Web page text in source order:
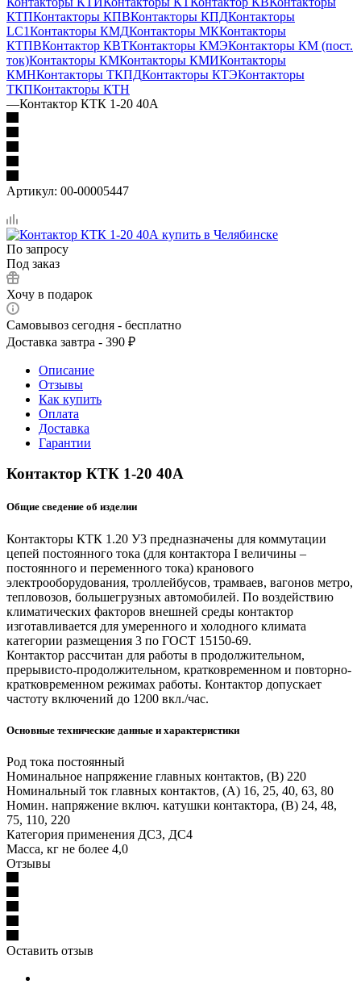
КТПКонтакторы КПВКонтакторы КПДКонтакторы
LC1Контакторы КМДКонтакторы МККонтакторы
КТПВКонтактор КВТКонтакторы КМЭКонтакторы КМ (пост.
ток)Контакторы КМКонтакторы КМИКонтакторы
КМНКонтакторы ТКПДКонтакторы КТЭКонтакторы
ТКПКонтакторы КТН
—Контактор КТК 1-20 40А
Артикул: 00-00005447
По запросу
Под заказ
Хочу в подарок
Самовывоз сегодня - бесплатно
Доставка завтра - 390 ₽
Описание
Отзывы
Как купить
Оплата
Доставка
Гарантии
Контактор КТК 1-20 40А
Общие сведение об изделии
Контакторы КТК 1.20 У3 предназначены для коммутации
цепей постоянного тока (для контактора I величины –
постоянного и переменного тока) кранового
электрооборудования, троллейбусов, трамваев, вагонов метро,
тепловозов, большегрузных автомобилей. По воздействию
климатических факторов внешней среды контактор
изготавливается для умеренного и холодного климата
категории размещения 3 по ГОСТ 15150-69.
Контактор рассчитан для работы в продолжительном,
прерывисто-продолжительном, кратковременном и повторно-
кратковременном режимах работы. Контактор допускает
частоту включений до 1200 вкл./час.
Основные технические данные и характеристики
Род тока постоянный
Номинальное напряжение главных контактов, (В) 220
Номинальный ток главных контактов, (А) 16, 25, 40, 63, 80
Номин. напряжение включ. катушки контактора, (В) 24, 48,
75, 110, 220
Категория применения ДС3, ДС4
Масса, кг не более 4,0
Отзывы
Оставить отзыв